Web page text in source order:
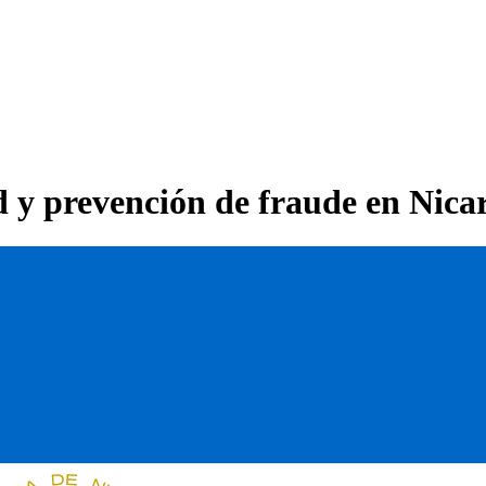
y prevención de fraude en